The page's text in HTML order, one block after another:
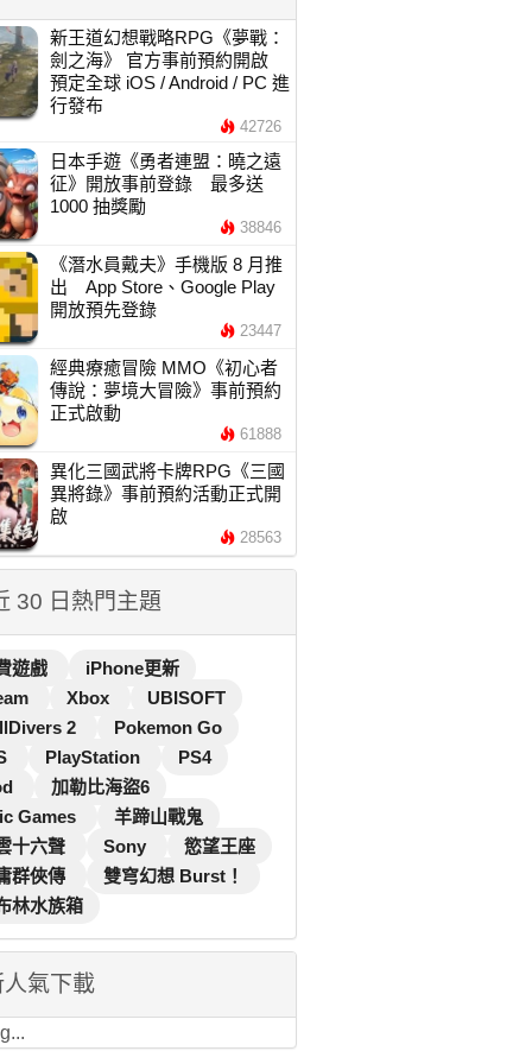
新王道幻想戰略RPG《夢戰：
劍之海》 官方事前預約開啟
預定全球 iOS / Android / PC 進
行發布
42726
日本手遊《勇者連盟：曉之遠
征》開放事前登錄 最多送
1000 抽獎勵
38846
《潛水員戴夫》手機版 8 月推
出 App Store、Google Play
開放預先登錄
23447
經典療癒冒險 MMO《初心者
傳說：夢境大冒險》事前預約
正式啟動
61888
異化三國武將卡牌RPG《三國
異將錄》事前預約活動正式開
啟
28563
30 日熱門主題
遊戲
iPhone更新
Xbox
UBISOFT
2
Pokemon Go
PlayStation
PS4
加勒比海盜6
Games
羊蹄山戰鬼
十六聲
Sony
慾望王座
群俠傳
雙穹幻想 Burst！
林水族箱
氣下載